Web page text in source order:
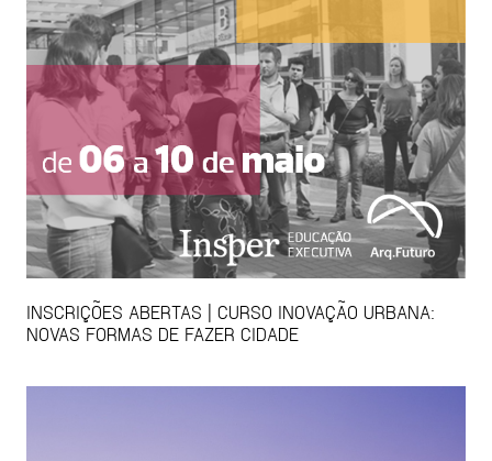
INSCRIÇÕES ABERTAS | CURSO INOVAÇÃO URBANA:
NOVAS FORMAS DE FAZER CIDADE